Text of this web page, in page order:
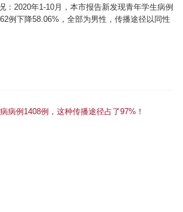
：2020年1-10月，本市报告新发现青年学生病例
例下降58.06%，全部为男性，传播途径以同性